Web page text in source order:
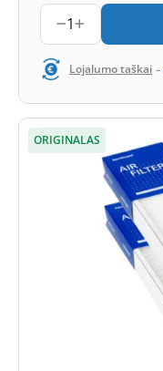
1
Lojalumo taškai -
ORIGINALAS